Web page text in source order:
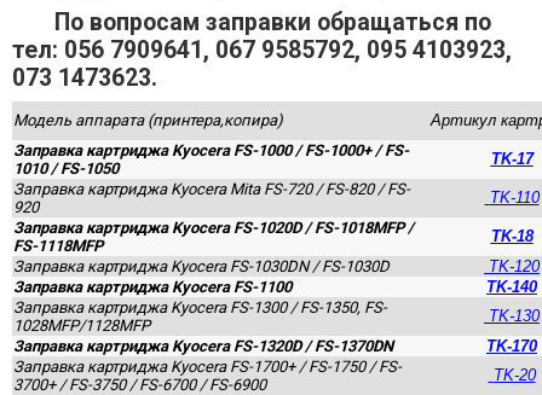
По вопросам заправки обращаться по
тел: 056 7909641, 067 9585792, 095 4103923,
073 1473623.
Модель аппарата (принтера,копира)
Артикул
Заправка картриджа Kyocera FS-1000 / FS-1000+ / FS-
1010 / FS-1050
TK-17
Заправка картриджа Kyocera Mita FS-720 / FS-820 / FS-
920
TK-110
Заправка картриджа Kyocera FS-1020D / FS-1018MFP /
FS-1118MFP
TK-18
Заправка картриджа Kyocera FS-1030DN / FS-1030D
TK-120
Заправка картриджа Kyocera FS-1100
TK-140
Заправка картриджа Kyocera FS-1300 / FS-1350, FS-
1028MFP/1128MFP
TK-130
Заправка картриджа Kyocera FS-1320D / FS-1370DN
TK-170
Заправка картриджа Kyocera FS-1700+ / FS-1750 / FS-
3700+ / FS-3750 / FS-6700 / FS-6900
TK-20